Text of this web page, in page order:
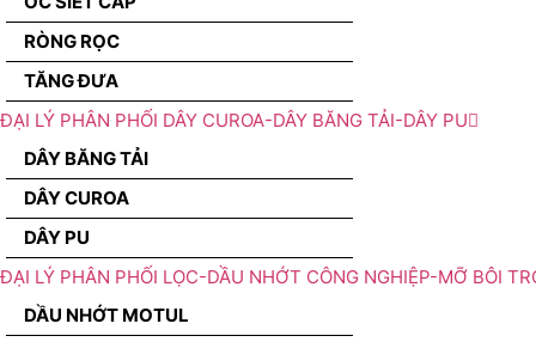
RÒNG RỌC
TĂNG ĐƯA
ĐẠI LÝ PHÂN PHỐI DÂY CUROA-DÂY BĂNG TẢI-DÂY PU
DÂY BĂNG TẢI
DÂY CUROA
DÂY PU
ĐẠI LÝ PHÂN PHỐI LỌC-DẦU NHỚT CÔNG NGHIỆP-MỠ BÔI
DẦU NHỚT MOTUL